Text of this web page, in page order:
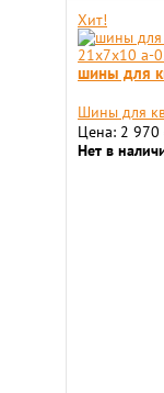
Хит!
шины для
Шины для
Цена: 2 970
Нет в